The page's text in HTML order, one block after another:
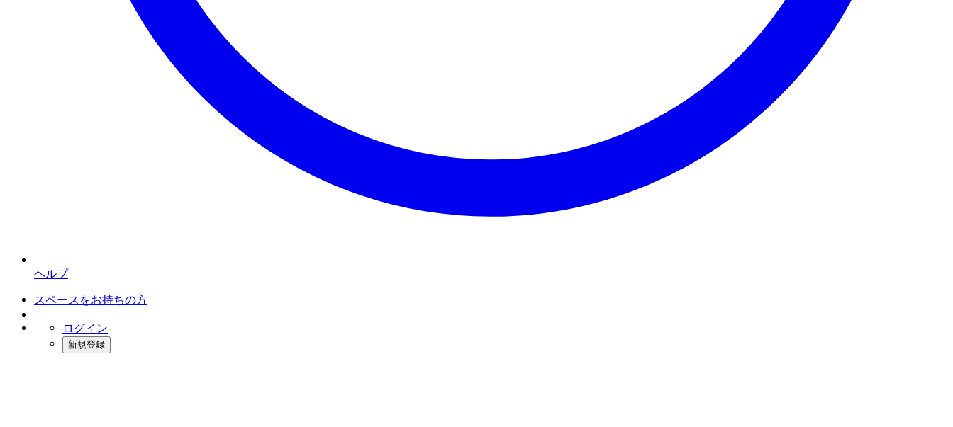
ヘルプ
スペースをお持ちの方
ログイン
新規登録